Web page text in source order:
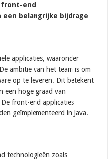
front-end
een belangrijke bijdrage
applicaties, waaronder
ambitie van het team is om
op te leveren. Dit betekent
een hoge graad van
front-end applicaties
geïmplementeerd in Java.
technologieën zoals